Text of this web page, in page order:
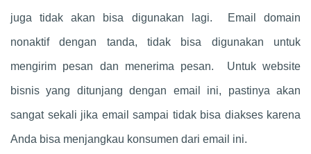
juga tidak akan bisa digunakan lagi. Email domain
nonaktif dengan tanda, tidak bisa digunakan untuk
mengirim pesan dan menerima pesan. Untuk website
bisnis yang ditunjang dengan email ini, pastinya akan
sangat sekali jika email sampai tidak bisa diakses karena
Anda bisa menjangkau konsumen dari email ini.